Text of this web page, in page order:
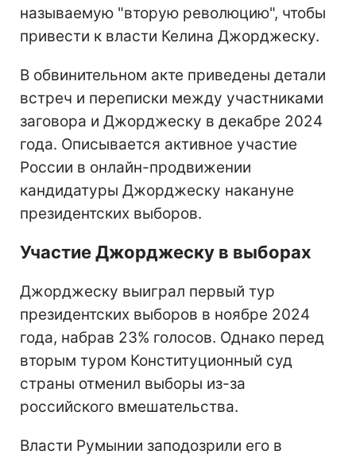
называемую "вторую революцию", чтобы
привести к власти Келина Джорджеску.
В обвинительном акте приведены детали
встреч и переписки между участниками
заговора и Джорджеску в декабре 2024
года. Описывается активное участие
России в онлайн-продвижении
кандидатуры Джорджеску накануне
президентских выборов.
Участие Джорджеску в выборах
Джорджеску выиграл первый тур
президентских выборов в ноябре 2024
года, набрав 23% голосов. Однако перед
вторым туром Конституционный суд
страны отменил выборы из-за
российского вмешательства.
Власти Румынии заподозрили его в